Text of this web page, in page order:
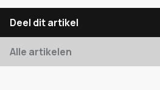
Deel dit artikel
Alle artikelen